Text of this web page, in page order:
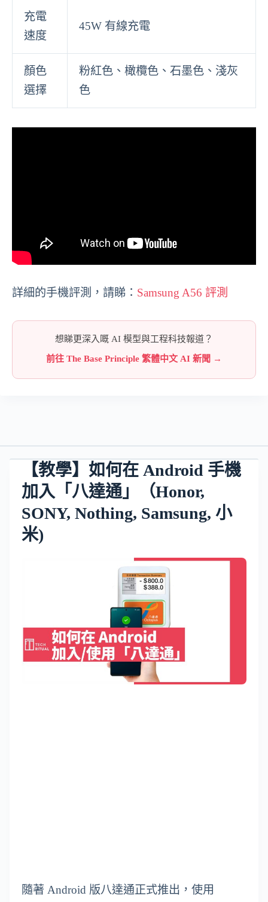
充電
速度
45W 有線充電
顏色
選擇
粉紅色、橄欖色、石墨色、淺灰
色
詳細的手機評測，請睇： Samsung A56 評測
想睇更深入嘅 AI 模型與工程科技報道？
前往 The Base Principle 繁體中文 AI 新聞 →
【教學】如何在 Android 手機
加入「八達通」（Honor,
SONY, Nothing, Samsung, 小
米)
隨著 Android 版八達通正式推出，使用